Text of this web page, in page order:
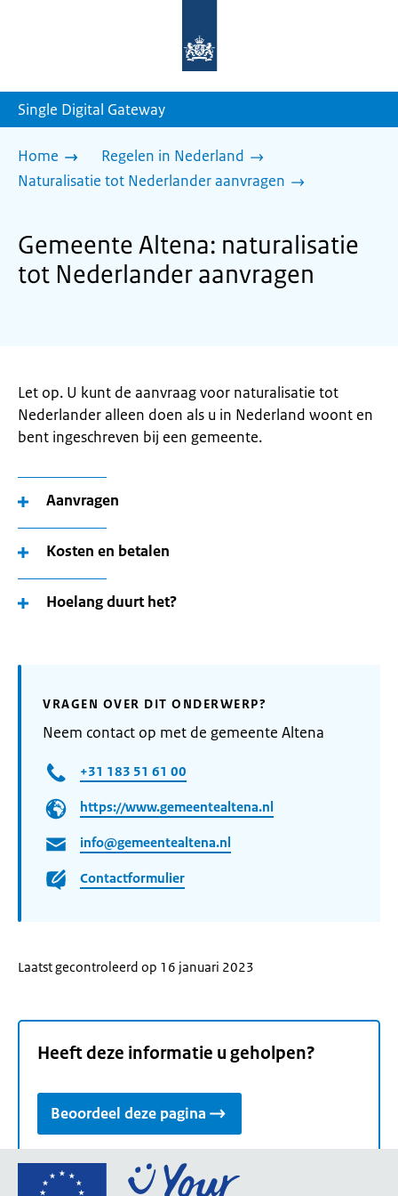
homepage
Single Digital Gateway
Home
Regelen in Nederland
Naturalisatie tot Nederlander aanvragen
Gemeente Altena: naturalisatie
tot Nederlander aanvragen
Let op. U kunt de aanvraag voor naturalisatie tot
Nederlander alleen doen als u in Nederland woont en
bent ingeschreven bij een gemeente.
Aanvragen
Kosten en betalen
Hoelang duurt het?
VRAGEN OVER DIT ONDERWERP?
Neem contact op met de gemeente Altena
+31 183 51 61 00
https://www.gemeentealtena.nl
info@gemeentealtena.nl
Contactformulier
Laatst gecontroleerd op 16 januari 2023
Heeft deze informatie u geholpen?
Beoordeel deze pagina
Ga